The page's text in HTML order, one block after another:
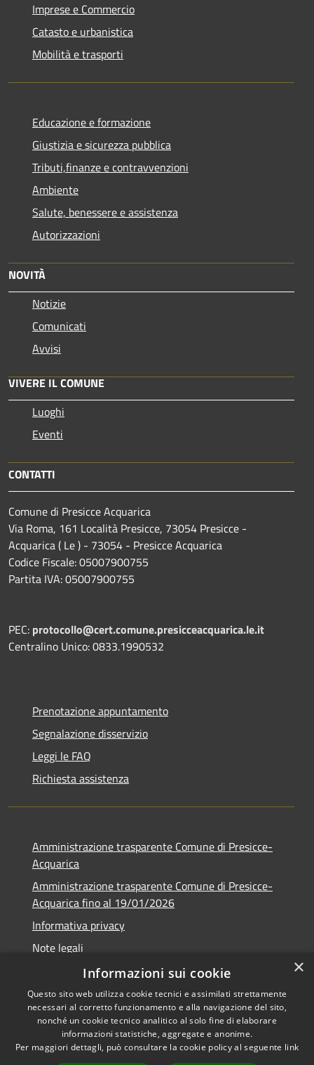
Imprese e Commercio
Catasto e urbanistica
Mobilità e trasporti
Educazione e formazione
Giustizia e sicurezza pubblica
Tributi,finanze e contravvenzioni
Ambiente
Salute, benessere e assistenza
Autorizzazioni
NOVITÀ
Notizie
Comunicati
Avvisi
VIVERE IL COMUNE
Luoghi
Eventi
CONTATTI
Comune di Presicce Acquarica
Via Roma, 161 Località Presicce, 73054 Presicce -
Acquarica ( Le ) - 73054 - Presicce Acquarica
Codice Fiscale: 05007900755
Partita IVA: 05007900755
PEC: protocollo@cert.comune.presicceacquarica.le.it
Centralino Unico: 0833.1990532
Prenotazione appuntamento
Segnalazione disservizio
Leggi le FAQ
Richiesta assistenza
Amministrazione trasparente Comune di Presicce-
Acquarica
Amministrazione trasparente Comune di Presicce-
Acquarica fino al 19/01/2026
Informativa privacy
Note legali
Dichiarazione di accessibilità
RSS
Accessibilità
Copyright © 2026 • Comune di
×
Informazioni sui cookie
Questo sito web utilizza cookie tecnici e assimilati strettamente
necessari al corretto funzionamento e alla navigazione del sito,
nonché un cookie tecnico analitico al solo fine di elaborare
informazioni statistiche, aggregate e anonime.
Per maggiori dettagli, può consultare la cookie policy al seguente link